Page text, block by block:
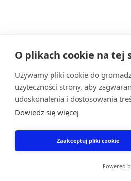
O plikach cookie na tej
Używamy pliki cookie do
użyteczności strony, aby
udoskonalenia i dostosowania
Dowiedz się więcej
Zaakceptuj pliki cookie
Powered